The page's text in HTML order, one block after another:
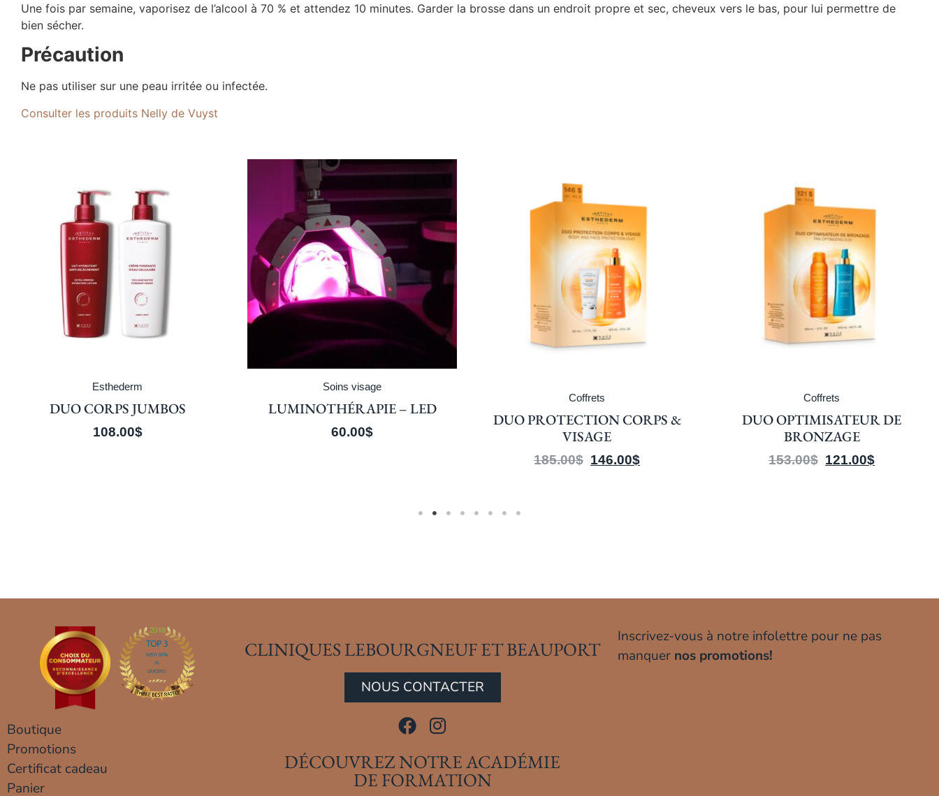
Une fois par semaine, vaporisez de l’alcool à 70 % et attendez 10 minutes. Garder la brosse dans un endroit propre et sec, cheveux vers le bas, pour lui permettre de
bien sécher.
Précaution
Ne pas utiliser sur une peau irritée ou infectée.
Consulter les produits Nelly de Vuyst
Esthederm
DUO CORPS JUMBOS
108.00$
Soins visage
LUMINOTHÉRAPIE – LED
60.00$
Coffrets
DUO PROTECTION CORPS &
VISAGE
185.00$ 146.00$
Coffrets
DUO OPTIMISATEUR DE
BRONZAGE
153.00$ 121.00$
Boutique
Promotions
Certificat cadeau
Panier
CLINIQUES LEBOURGNEUF ET BEAUPORT
NOUS CONTACTER
DÉCOUVREZ NOTRE ACADÉMIE
DE FORMATION
Inscrivez-vous à notre infolettre pour ne pas
manquer nos promotions!